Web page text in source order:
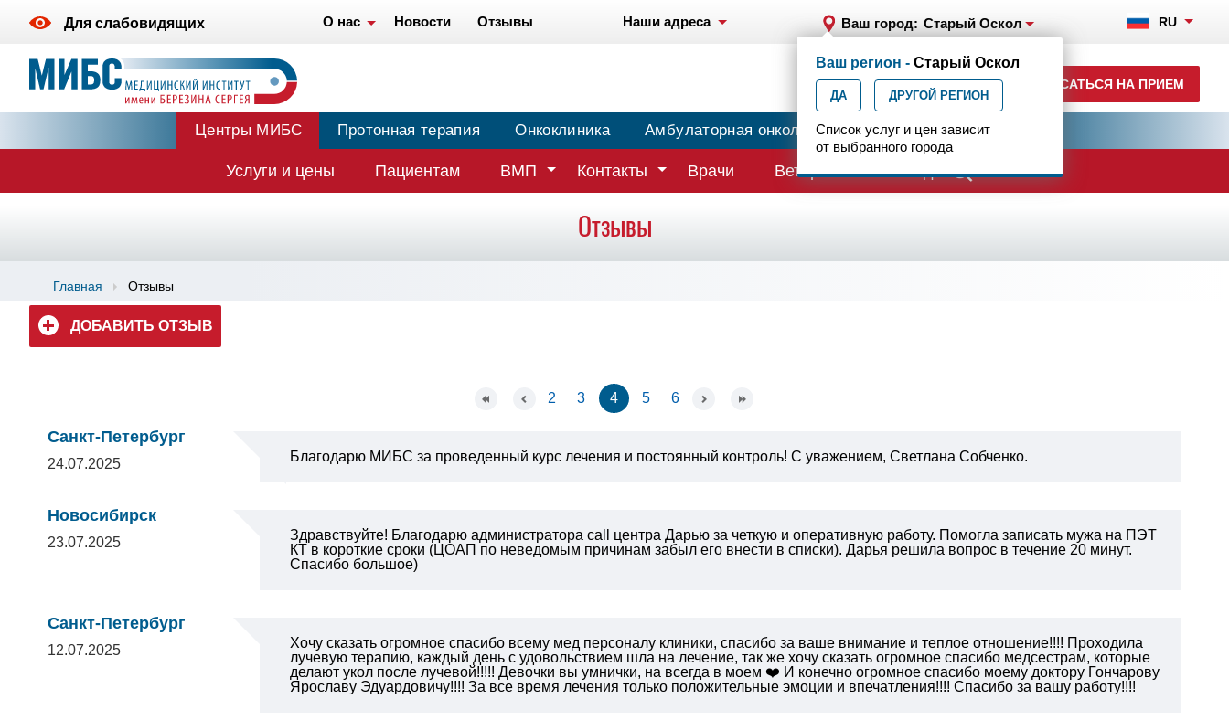
Для слабовидящих О нас Новости Отзывы Наши адреса Ваш город: Старый Оскол RU
+7 920 555-47-07
ежедн. 7.00-23.00
ЗАПИСАТЬСЯ НА ПРИЕМ
Ваш регион - Старый Оскол
ДА ДРУГОЙ РЕГИОН
Список услуг и цен зависит
от выбранного города
Центры МИБС Протонная терапия Онкоклиника Амбулаторная онкология Центр эпилептологии
Услуги и цены Пациентам ВМП Контакты Врачи Ветеранам боевых действий
Отзывы
Главная Отзывы
ДОБАВИТЬ ОТЗЫВ
2 3 4 5 6
Санкт-Петербург
24.07.2025 Благодарю МИБС за проведенный курс лечения и постоянный контроль! С уважением, Светлана Собченко.
Новосибирск
23.07.2025 Здравствуйте! Благодарю администратора call центра Дарью за четкую и оперативную работу. Помогла записать мужа на ПЭТ
КТ в короткие сроки (ЦОАП по неведомым причинам забыл его внести в списки). Дарья решила вопрос в течение 20 минут.
Спасибо большое)
Санкт-Петербург
12.07.2025
Хочу сказать огромное спасибо всему мед персоналу клиники, спасибо за ваше внимание и теплое отношение!!!! Проходила
лучевую терапию, каждый день с удовольствием шла на лечение, так же хочу сказать огромное спасибо медсестрам, которые
делают укол после лучевой!!!!! Девочки вы умнички, на всегда в моем ❤️ И конечно огромное спасибо моему доктору Гончарову
Ярославу Эдуардовичу!!!! За все время лечения только положительные эмоции и впечатления!!!! Спасибо за вашу работу!!!!